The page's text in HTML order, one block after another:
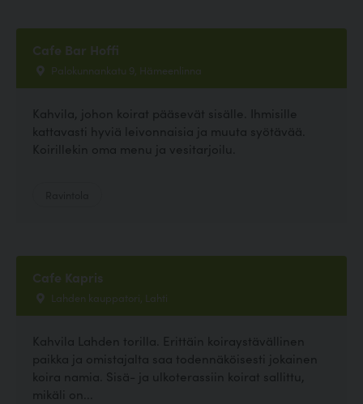
Cafe Bar Hoffi
Palokunnankatu 9, Hämeenlinna
Kahvila, johon koirat pääsevät sisälle. Ihmisille
kattavasti hyviä leivonnaisia ja muuta syötävää.
Koirillekin oma menu ja vesitarjoilu.
Cafe Kapris
Lahden kauppatori, Lahti
Kahvila Lahden torilla. Erittäin koiraystävällinen
paikka ja omistajalta saa todennäköisesti jokainen
koira namia. Sisä- ja ulkoterassiin koirat sallittu,
mikäli on...